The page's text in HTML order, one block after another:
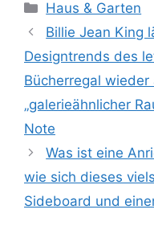
Kategorien
Haus & Garten
Billie Jean King
Designtrends des
Bücherregal
„galerieähnlicher
Note
Was ist eine
wie sich dieses
Sideboard und